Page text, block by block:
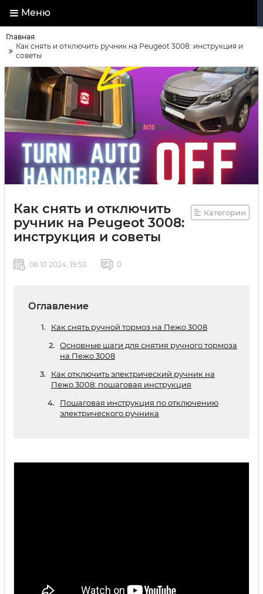
Меню
Главная
Как снять и отключить ручник на Peugeot 3008: инструкция и
советы
Как снять и отключить
ручник на Peugeot 3008:
инструкция и советы
Категории
06 10 2024, 19:53 0
Оглавление
Как снять ручной тормоз на Пежо 3008
Основные шаги для снятия ручного тормоза
на Пежо 3008
Как отключить электрический ручник на
Пежо 3008: пошаговая инструкция
Пошаговая инструкция по отключению
электрического ручника